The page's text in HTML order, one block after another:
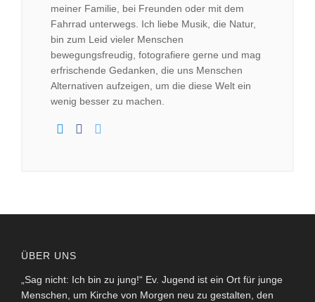
meiner Familie, bei Freunden oder mit dem
Fahrrad unterwegs. Ich liebe Musik, die Natur,
bin zum Leid vieler Menschen
bewegungsfreudig, fotografiere gerne und mag
erfrischende Gedanken, die uns Menschen
Alternativen aufzeigen, um die diese Welt ein
wenig besser zu machen.
ÜBER UNS
„Sag nicht: Ich bin zu jung!“ Ev. Jugend ist ein Ort für junge
Menschen, um Kirche von Morgen neu zu gestalten, den